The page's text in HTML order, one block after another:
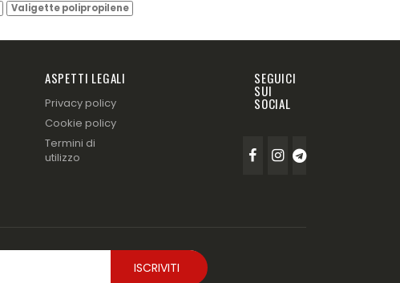
Valigette polipropilene
ASPETTI LEGALI
Privacy policy
Cookie policy
Termini di
utilizzo
SEGUICI
SUI
SOCIAL